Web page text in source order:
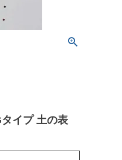
イプ 土の表